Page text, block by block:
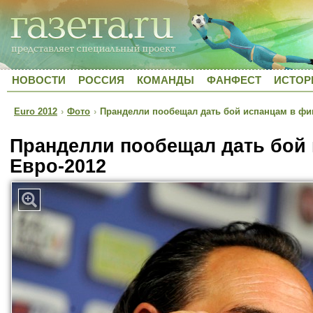
НОВОСТИ РОССИЯ КОМАНДЫ ФАНФЕСТ
Euro 2012 › Фото › Пранделли пообещал дать бой испанцам в
Пранделли пообещал дать
Евро-2012